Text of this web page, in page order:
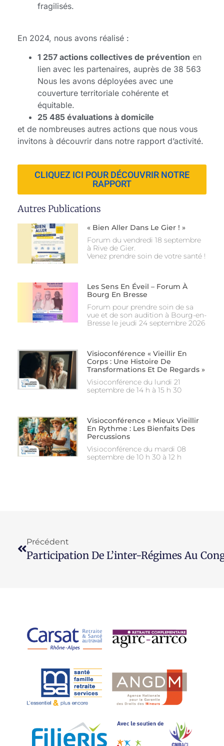
fragilisés.
En 2024, nous avons réalisé :
1 257 actions collectives de prévention en
lien avec les partenaires, auprès de 38 563
Nous les avons déployées avec une
couverture territoriale cohérente et
équitable.
25 485 évaluations à domicile
et de nombreuses autres actions que nous vous
invitons à découvrir dans notre rapport d’activité.
CLIQUEZ ICI POUR DÉCOUVRIR NOTRE
RAPPORT
Autres Publications
« Bien Aller Dans Le Gier ! »
Forum du vendredi 18 septembre
à Rive de Gier.
Venez prendre soin de votre santé !
Les Sens En Éveil – Forum À
Bourg En Bresse
Forum pour prendre soin de sa
vue et de son audition à Bourg-en-
Bresse le jeudi 24 septembre 2026
Visioconférence « Vieillir En
Corps : Une Histoire De
Transformations Et De Regards »
Visioconférence du lundi 21
septembre de 14 h à 15 h 30
Visioconférence « Mieux Vieillir
En Rythme : Les Bienfaits Des
Percussions
Visioconférence du mardi 08
septembre de 10 h 30 à 12 h
Précédent